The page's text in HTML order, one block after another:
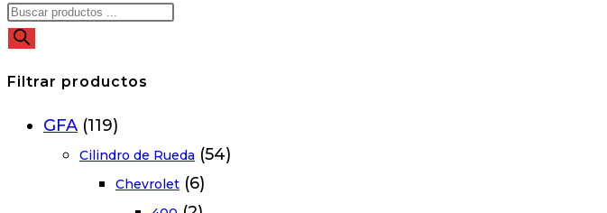
Filtrar productos
GFA (119)
Cilindro de Rueda (54)
Chevrolet (6)